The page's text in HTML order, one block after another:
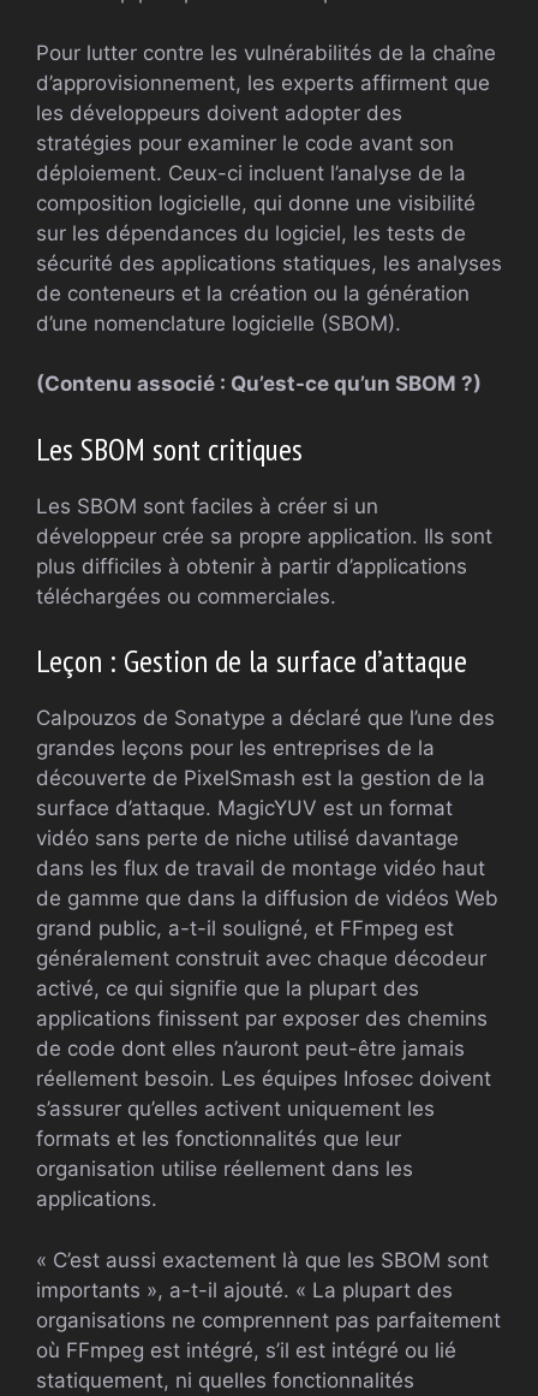
Pour lutter contre les vulnérabilités de la chaîne
d’approvisionnement, les experts affirment que
les développeurs doivent adopter des
stratégies pour examiner le code avant son
déploiement. Ceux-ci incluent l’analyse de la
composition logicielle, qui donne une visibilité
sur les dépendances du logiciel, les tests de
sécurité des applications statiques, les analyses
de conteneurs et la création ou la génération
d’une nomenclature logicielle (SBOM).
(Contenu associé : Qu’est-ce qu’un SBOM ?)
Les SBOM sont critiques
Les SBOM sont faciles à créer si un
développeur crée sa propre application. Ils sont
plus difficiles à obtenir à partir d’applications
téléchargées ou commerciales.
Leçon : Gestion de la surface d’attaque
Calpouzos de Sonatype a déclaré que l’une des
grandes leçons pour les entreprises de la
découverte de PixelSmash est la gestion de la
surface d’attaque. MagicYUV est un format
vidéo sans perte de niche utilisé davantage
dans les flux de travail de montage vidéo haut
de gamme que dans la diffusion de vidéos Web
grand public, a-t-il souligné, et FFmpeg est
généralement construit avec chaque décodeur
activé, ce qui signifie que la plupart des
applications finissent par exposer des chemins
de code dont elles n’auront peut-être jamais
réellement besoin. Les équipes Infosec doivent
s’assurer qu’elles activent uniquement les
formats et les fonctionnalités que leur
organisation utilise réellement dans les
applications.
« C’est aussi exactement là que les SBOM sont
importants », a-t-il ajouté. « La plupart des
organisations ne comprennent pas parfaitement
où FFmpeg est intégré, s’il est intégré ou lié
statiquement, ni quelles fonctionnalités